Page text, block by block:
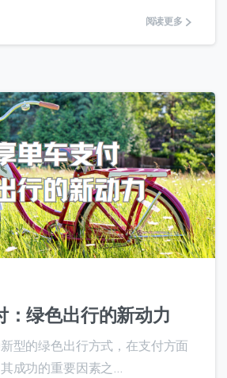
阅读更多
4
：绿色出行的新动力
型的绿色出行方式，在支付方面
成功的重要因素之...